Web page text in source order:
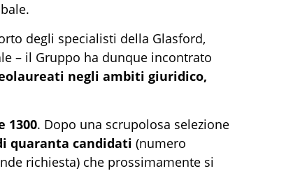
degli specialisti della Glasford,
– il Gruppo ha dunque incontrato
negli ambiti giuridico,
1300. Dopo una scrupolosa selezione
quaranta candidati (numero
richiesta) che prossimamente si